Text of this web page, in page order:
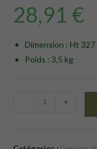
28,91 €
Dimension : Ht 327
Poids : 3,5 kg
quantité
- +